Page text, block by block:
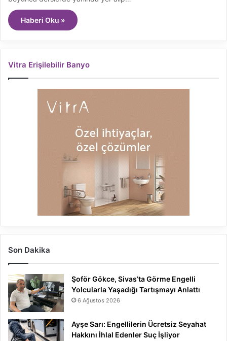
Haberi Oku »
Vitra Erişilebilir Banyo
Son Dakika
Şoför Gökce, Sivas’ta Görme Engelli
Yolcularla Yaşadığı Tartışmayı Anlattı
6 Ağustos 2026
Ayşe Sarı: Engellilerin Ücretsiz Seyahat
Hakkını İhlal Edenler Suç İşliyor